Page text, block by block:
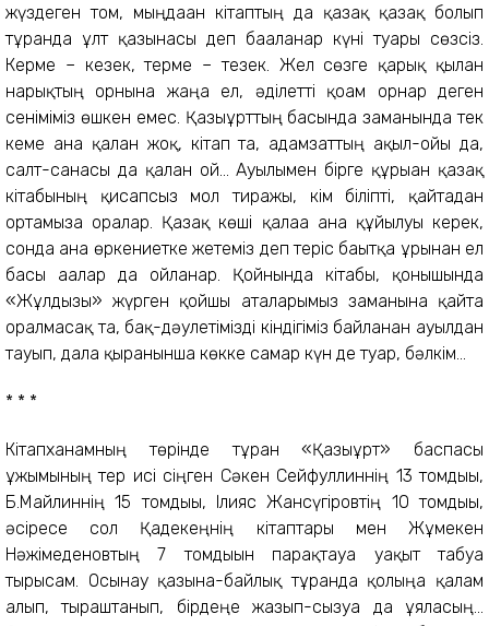
жүздеген том, мыңдаған кітаптың да қазақ қазақ болып
тұрғанда ұлт қазынасы деп бағаланар күні туары сөзсіз.
Керме – кезек, терме – тезек. Жел сөзге қарық қылған
нарықтың орнына жаңа ел, әділетті қоғам орнар деген
сеніміміз өшкен емес. Қазығұрттың басында заманында тек
кеме ғана қалған жоқ, кітап та, адамзаттың ақыл-ойы да,
салт-санасы да қалған ғой... Ауылымен бірге құрыған қазақ
кітабының қисапсыз мол тиражы, кім біліпті, қайтадан
ортамызға оралар. Қазақ көші қалаға ғана құйылуы керек,
сонда ғана өркениетке жетеміз деп теріс бағытқа ұрынған ел
басы ағалар да ойланар. Қойнында кітабы, қонышында
«Жұлдызы» жүрген қойшы аталарымыз заманына қайта
оралмасақ та, бақ-дәулетімізді кіндігіміз байланған ауылдан
тауып, дала қыранынша көкке самғар күн де туар, бәлкім...
* * *
Кітапханамның төрінде тұрған «Қазығұрт» баспасы
ұжымының тер исі сіңген Сәкен Сейфуллиннің 13 томдығы,
Б.Майлиннің 15 томдығы, Ілияс Жансүгіровтің 10 томдығы,
әсіресе сол Қадекеңнің кітаптары мен Жұмекен
Нәжімеденовтың 7 томдығын парақтауға уақыт табуға
тырысам. Осынау қазына-байлық тұрғанда қолыңа қалам
алып, тыраштанып, бірдеңе жазып-сызуға да ұяласың...